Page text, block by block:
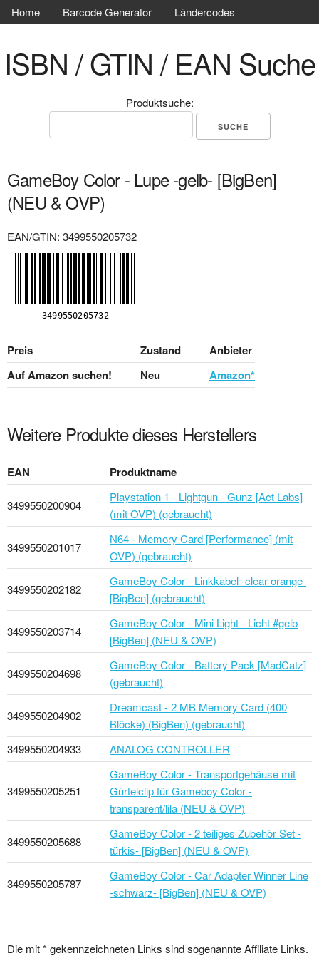
Home Barcode Generator Ländercodes
ISBN / GTIN / EAN Suche
Produktsuche:
GameBoy Color - Lupe -gelb- [BigBen]
(NEU & OVP)
EAN/GTIN: 3499550205732
Preis Zustand
Anbieter
Auf Amazon suchen!
Neu Amazon*
Weitere Produkte dieses Herstellers
EAN Produktname
3499550200904
Playstation 1 - Lightgun - Gunz [Act Labs]
(mit OVP) (gebraucht)
3499550201017
N64 - Memory Card [Performance] (mit
OVP) (gebraucht)
3499550202182
GameBoy Color - Linkkabel -clear orange-
[BigBen] (gebraucht)
3499550203714
GameBoy Color - Mini Light - Licht #gelb
[BigBen] (NEU & OVP)
3499550204698
GameBoy Color - Battery Pack [MadCatz]
(gebraucht)
3499550204902
Dreamcast - 2 MB Memory Card (400
Blöcke) (BigBen) (gebraucht)
3499550204933
ANALOG CONTROLLER
3499550205251
GameBoy Color - Transportgehäuse mit
Gürtelclip für Gameboy Color -
transparent/lila (NEU & OVP)
3499550205688
GameBoy Color - 2 teiliges Zubehör Set -
türkis- [BigBen] (NEU & OVP)
3499550205787
GameBoy Color - Car Adapter Winner Line
-schwarz- [BigBen] (NEU & OVP)
Die mit * gekennzeichneten Links sind sogenannte Affiliate Links.